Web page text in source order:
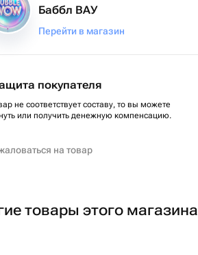
Баббл ВАУ
Перейти в магазин
покупателя
не соответствует составу, то вы можете
или получить денежную компенсацию.
на товар
товары этого магазина